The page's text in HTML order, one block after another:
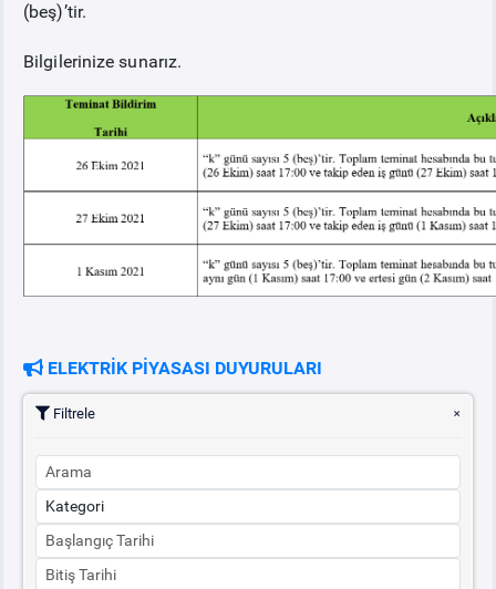
(beş)’tir.
Bilgilerinize sunarız.
ELEKTRİK PİYASASI DUYURULARI
Filtrele